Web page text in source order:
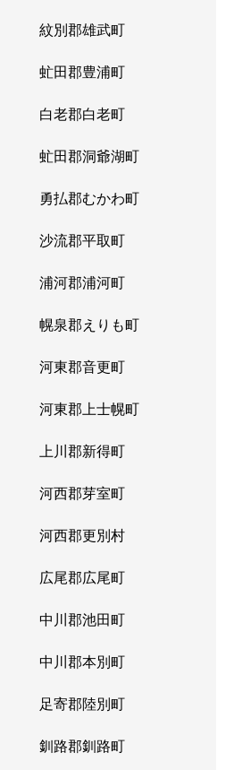
紋別郡雄武町
虻田郡豊浦町
白老郡白老町
虻田郡洞爺湖町
勇払郡むかわ町
沙流郡平取町
浦河郡浦河町
幌泉郡えりも町
河東郡音更町
河東郡上士幌町
上川郡新得町
河西郡芽室町
河西郡更別村
広尾郡広尾町
中川郡池田町
中川郡本別町
足寄郡陸別町
釧路郡釧路町